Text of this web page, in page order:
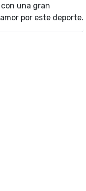
una gran
por este deporte.